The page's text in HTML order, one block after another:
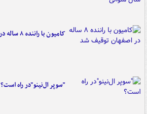
کامیون با راننده ۸ ساله در اصفهان توقیف شد
"سوپر ال‌نینو"در راه است؟